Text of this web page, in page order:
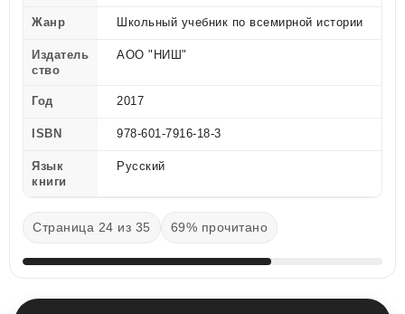
Жанр Школьный учебник по всемирной истории
Издатель
ство
АОО "НИШ"
Год 2017
ISBN 978-601-7916-18-3
Язык
книги
Русский
Страница 24 из 35 69% прочитано